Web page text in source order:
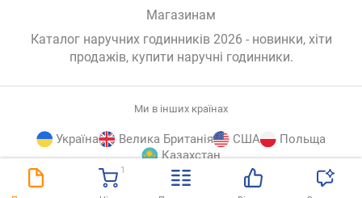
1
Магазинам
Каталог наручних годинників 2026 - новинки, хіти
продажів, купити наручні годинники.
Ми в інших країнах
Україна Велика Британія США
Польща
Казахстан